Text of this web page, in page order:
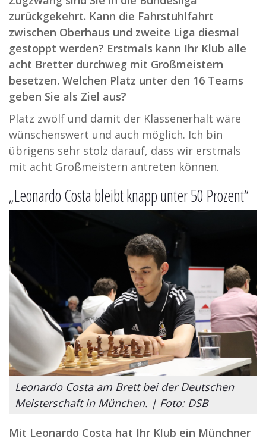
zurückgekehrt. Kann die Fahrstuhlfahrt
zwischen Oberhaus und zweite Liga diesmal
gestoppt werden? Erstmals kann Ihr Klub alle
acht Bretter durchweg mit Großmeistern
besetzen. Welchen Platz unter den 16 Teams
geben Sie als Ziel aus?
Platz zwölf und damit der Klassenerhalt wäre
wünschenswert und auch möglich. Ich bin
übrigens sehr stolz darauf, dass wir erstmals
mit acht Großmeistern antreten können.
„Leonardo Costa bleibt knapp unter 50 Prozent“
Leonardo Costa am Brett bei der Deutschen
Meisterschaft in München. | Foto: DSB
Mit Leonardo Costa hat Ihr Klub ein Münchner